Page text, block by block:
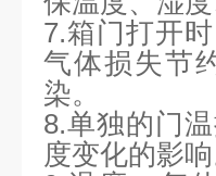
7.箱门打开
气体损失节
染。
8.单独的门
度变化的